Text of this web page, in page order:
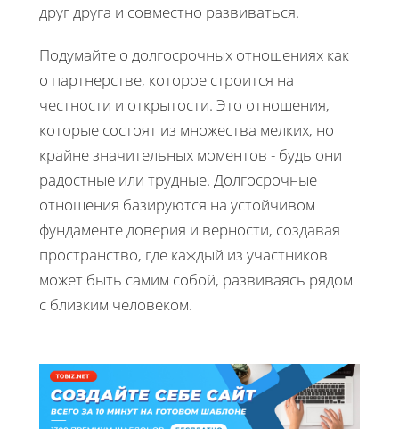
друг друга и совместно развиваться.
Подумайте о долгосрочных отношениях как
о партнерстве, которое строится на
честности и открытости. Это отношения,
которые состоят из множества мелких, но
крайне значительных моментов - будь они
радостные или трудные. Долгосрочные
отношения базируются на устойчивом
фундаменте доверия и верности, создавая
пространство, где каждый из участников
может быть самим собой, развиваясь рядом
с близким человеком.